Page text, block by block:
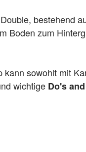
bestehend
Boden zum
kann sowohlt mit
wichtige Do's